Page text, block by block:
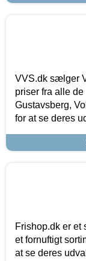
VVS.dk sælger
priser fra alle
Gustavsberg,
for at se deres
Frishop.dk er et
et fornuftigt
at se deres